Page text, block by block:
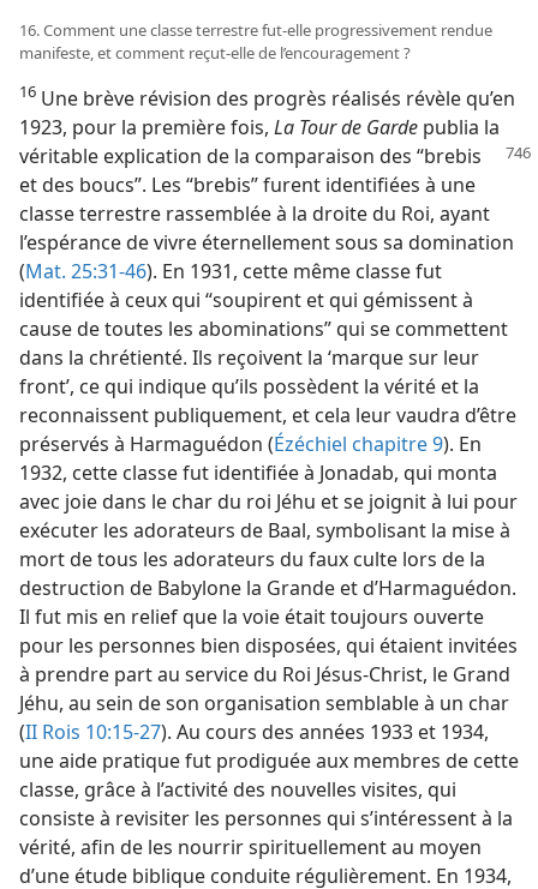
16. Comment une classe terrestre fut-​elle progressivement rendue
manifeste, et comment reçut-​elle de l’encouragement ?
16 Une brève révision des progrès réalisés révèle qu’en
1923, pour la première fois, La Tour de Garde publia la
véritable explication de la comparaison des “brebis
et des boucs”. Les “brebis” furent identifiées à une
classe terrestre rassemblée à la droite du Roi, ayant
l’espérance de vivre éternellement sous sa domination
(Mat. 25:31-46). En 1931, cette même classe fut
identifiée à ceux qui “soupirent et qui gémissent à
cause de toutes les abominations” qui se commettent
dans la chrétienté. Ils reçoivent la ‘marque sur leur
front’, ce qui indique qu’ils possèdent la vérité et la
reconnaissent publiquement, et cela leur vaudra d’être
préservés à Harmaguédon (Ézéchiel chapitre 9). En
1932, cette classe fut identifiée à Jonadab, qui monta
avec joie dans le char du roi Jéhu et se joignit à lui pour
exécuter les adorateurs de Baal, symbolisant la mise à
mort de tous les adorateurs du faux culte lors de la
destruction de Babylone la Grande et d’Harmaguédon.
Il fut mis en relief que la voie était toujours ouverte
pour les personnes bien disposées, qui étaient invitées
à prendre part au service du Roi Jésus-Christ, le Grand
Jéhu, au sein de son organisation semblable à un char
(II Rois 10:15-27). Au cours des années 1933 et 1934,
une aide pratique fut prodiguée aux membres de cette
classe, grâce à l’activité des nouvelles visites, qui
consiste à revisiter les personnes qui s’intéressent à la
vérité, afin de les nourrir spirituellement au moyen
d’une étude biblique conduite régulièrement. En 1934,